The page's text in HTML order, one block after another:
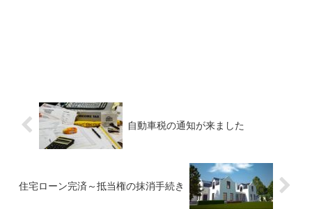
自動車税の通知が来ました
住宅ローン完済～抵当権の抹消手続き